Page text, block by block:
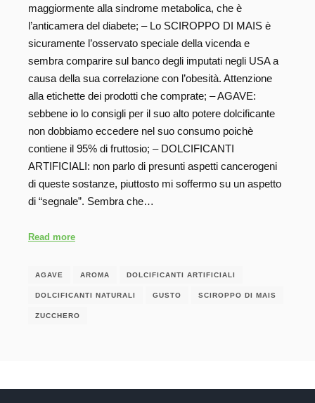
maggiormente alla sindrome metabolica, che è
l’anticamera del diabete; – Lo SCIROPPO DI MAIS è
sicuramente l’osservato speciale della vicenda e
sembra comparire sul banco degli imputati negli USA a
causa della sua correlazione con l’obesità. Attenzione
alla etichette dei prodotti che comprate; – AGAVE:
sebbene io lo consigli per il suo alto potere dolcificante
non dobbiamo eccedere nel suo consumo poichè
contiene il 95% di fruttosio; – DOLCIFICANTI
ARTIFICIALI: non parlo di presunti aspetti cancerogeni
di queste sostanze, piuttosto mi soffermo su un aspetto
di “segnale”. Sembra che…
Read more
AGAVE AROMA DOLCIFICANTI ARTIFICIALI
DOLCIFICANTI NATURALI GUSTO SCIROPPO DI MAIS
ZUCCHERO